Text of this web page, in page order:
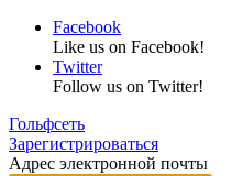
Facebook
Like us on Facebook!
Twitter
Follow us on Twitter!
Гольфсеть
Зарегистрироваться
Адрес электронной почты